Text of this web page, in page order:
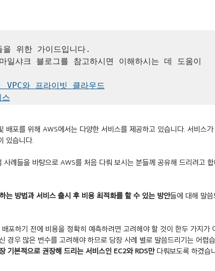
위한 가이드입니다.
일샤크 블로그를 참고하시면 이해하시는 데 도움이
와 프라이빗 클라우드
배포를 위해 AWS에서는 다양한 서비스를 제공하고 있습니다. 서비스가
있습니다.
례들을 바탕으로 AWS를 처음 다뤄 보시는 분들께 공유해 드리려고
는 방법과 서비스 출시 후 비용 최적화를 할 수 있는 방안들에 대해 말씀
포하기 전에 비용을 정확히 예측하려면 고려해야 할 것이 한두 가지가
경우 많은 변수를 고려해야 하므로 당장 사례 별로 말씀드리기는 어렵
기본적으로 권장해 드리는 서비스인 EC2와 RDS만 다뤄보도록 하겠습